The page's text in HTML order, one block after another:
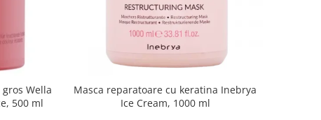
Wella
500 ml
Masca reparatoare cu keratina Inebrya
Ice Cream, 1000 ml